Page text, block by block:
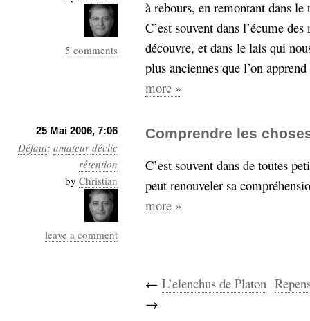
5 comments
à rebours, en remontant dans
C’est souvent dans l’écume
découvre, et dans le lais qui
plus anciennes que l’on
more »
25 Mai 2006, 7:06
Défaut: amateur déclic
rétention
by Christian
leave a comment
Comprendre les
C’est souvent dans de toutes
peut renouveler sa
more »
← L’elenchus de Platon
→
lecture
management_des_connaissances
milieu_associé Moteur-
Politique
programmation projet
prolétarisation REST
Social-Network
stiegler
support_numérique